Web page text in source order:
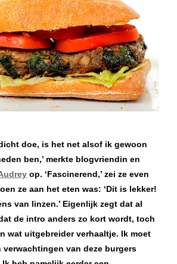
doe, is het net alsof ik gewoon
ben,’ merkte blogvriendin en
op. ‘Fascinerend,’ zei ze even
ze aan het eten was: ‘Dit is lekker!
van linzen.’ Eigenlijk zegt dat al
de intro anders zo kort wordt, toch
wat uitgebreider verhaaltje. Ik moet
verwachtingen van deze burgers